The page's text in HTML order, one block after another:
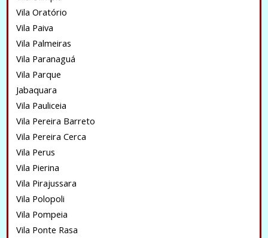
Vila Oratório
Vila Paiva
Vila Palmeiras
Vila Paranaguá
Vila Parque
Jabaquara
Vila Pauliceia
Vila Pereira Barreto
Vila Pereira Cerca
Vila Perus
Vila Pierina
Vila Pirajussara
Vila Polopoli
Vila Pompeia
Vila Ponte Rasa